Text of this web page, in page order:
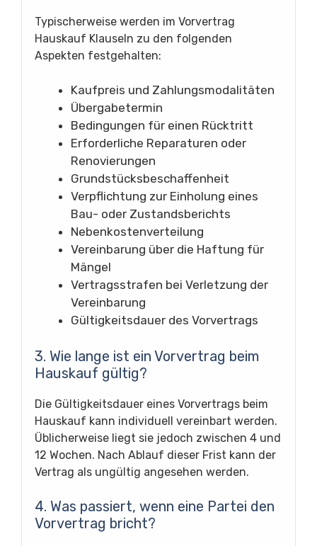
Typischerweise werden im Vorvertrag
Hauskauf Klauseln zu den folgenden
Aspekten festgehalten:
Kaufpreis und Zahlungsmodalitäten
Übergabetermin
Bedingungen für einen Rücktritt
Erforderliche Reparaturen oder
Renovierungen
Grundstücksbeschaffenheit
Verpflichtung zur Einholung eines
Bau- oder Zustandsberichts
Nebenkostenverteilung
Vereinbarung über die Haftung für
Mängel
Vertragsstrafen bei Verletzung der
Vereinbarung
Gültigkeitsdauer des Vorvertrags
3. Wie lange ist ein Vorvertrag beim
Hauskauf gültig?
Die Gültigkeitsdauer eines Vorvertrags beim
Hauskauf kann individuell vereinbart werden.
Üblicherweise liegt sie jedoch zwischen 4 und
12 Wochen. Nach Ablauf dieser Frist kann der
Vertrag als ungültig angesehen werden.
4. Was passiert, wenn eine Partei den
Vorvertrag bricht?